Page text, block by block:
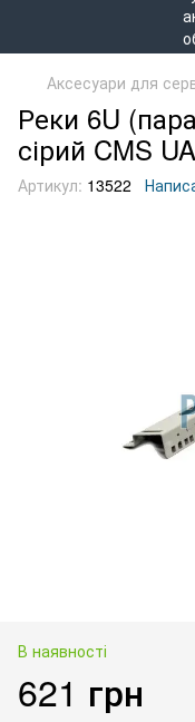
Аксесуари для
Реки 6U
сірий CMS
Артикул: 13522
В наявності
621 грн